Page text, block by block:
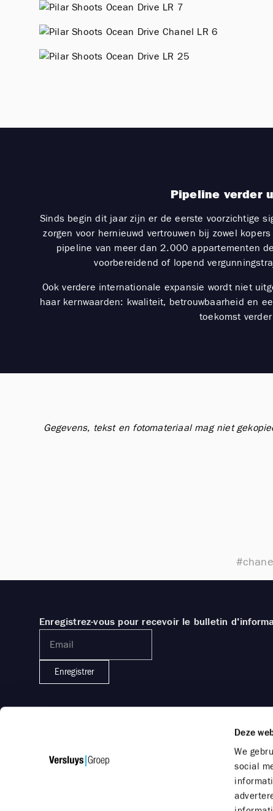
Deze
We
social
Pipeline verder
Sinds begin dit jaar zijn er de eerste voorzichtige
zorgen voor hernieuwd vertrouwen bij zowel
pipeline van meer dan 2.000 appartementen
voorbereidend of lopend
Ook verdere internationale expansie wordt niet
haar kernwaarden: kwaliteit, betrouwbaarheid en
toekomst
Gegevens, tekst en fotomateriaal mag niet
Enregistrez-vous pour recevoir le bulletin
Enregistrer